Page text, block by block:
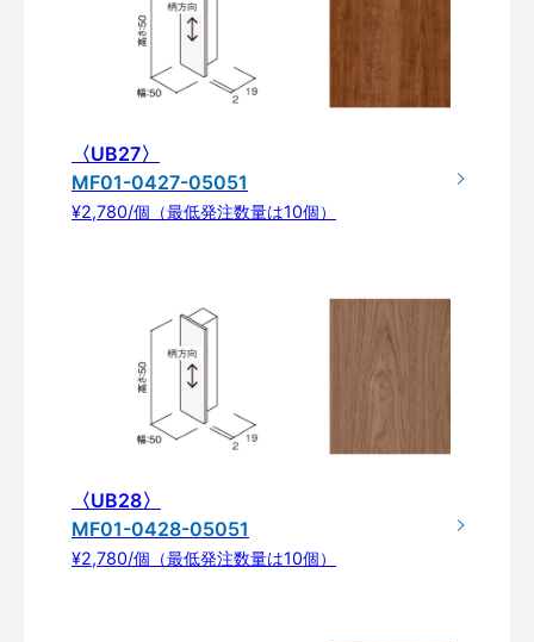
〈UB27〉
MF01-0427-05051
¥2,780/個（最低発注数量は10個）
〈UB28〉
MF01-0428-05051
¥2,780/個（最低発注数量は10個）